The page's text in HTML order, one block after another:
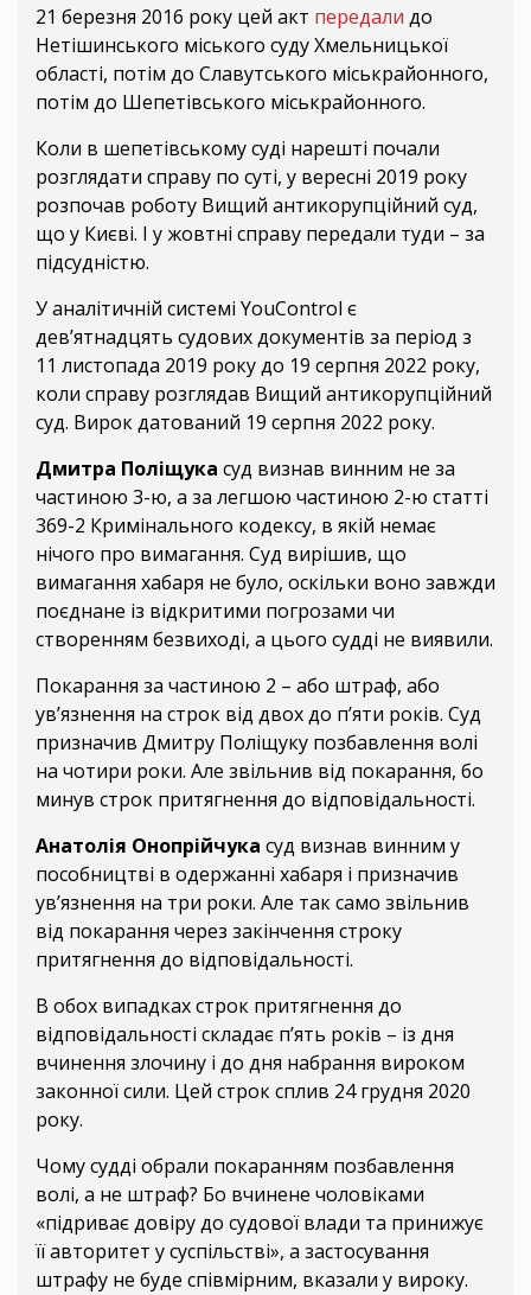
21 березня 2016 року цей акт передали до
Нетішинського міського суду Хмельницької
області, потім до Славутського міськрайонного,
потім до Шепетівського міськрайонного.
Коли в шепетівському суді нарешті почали
розглядати справу по суті, у вересні 2019 року
розпочав роботу Вищий антикорупційний суд,
що у Києві. І у жовтні справу передали туди – за
підсудністю.
У аналітичній системі YouControl є
дев’ятнадцять судових документів за період з
11 листопада 2019 року до 19 серпня 2022 року,
коли справу розглядав Вищий антикорупційний
суд. Вирок датований 19 серпня 2022 року.
Дмитра Поліщука суд визнав винним не за
частиною 3-ю, а за легшою частиною 2-ю статті
369-2 Кримінального кодексу, в якій немає
нічого про вимагання. Суд вирішив, що
вимагання хабаря не було, оскільки воно завжди
поєднане із відкритими погрозами чи
створенням безвиході, а цього судді не виявили.
Покарання за частиною 2 – або штраф, або
ув’язнення на строк від двох до п’яти років. Суд
призначив Дмитру Поліщуку позбавлення волі
на чотири роки. Але звільнив від покарання, бо
минув строк притягнення до відповідальності.
Анатолія Онопрійчука суд визнав винним у
пособництві в одержанні хабаря і призначив
ув’язнення на три роки. Але так само звільнив
від покарання через закінчення строку
притягнення до відповідальності.
В обох випадках строк притягнення до
відповідальності складає п’ять років – із дня
вчинення злочину і до дня набрання вироком
законної сили. Цей строк сплив 24 грудня 2020
року.
Чому судді обрали покаранням позбавлення
волі, а не штраф? Бо вчинене чоловіками
«підриває довіру до судової влади та принижує
її авторитет у суспільстві», а застосування
штрафу не буде співмірним, вказали у вироку.